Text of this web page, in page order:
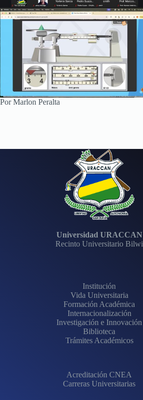
Por Marlon Peralta
Universidad URACCAN
Recinto Universitario Bilwi
Institución
Vida Universitaria
Formación Académica
Internacionalización
Investigación e Innovación
Biblioteca
Trámites Académicos
Acreditación CNEA
Carreras Universitarias